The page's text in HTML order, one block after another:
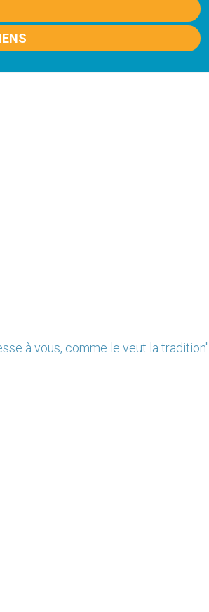
à vous, comme le veut la tradition"